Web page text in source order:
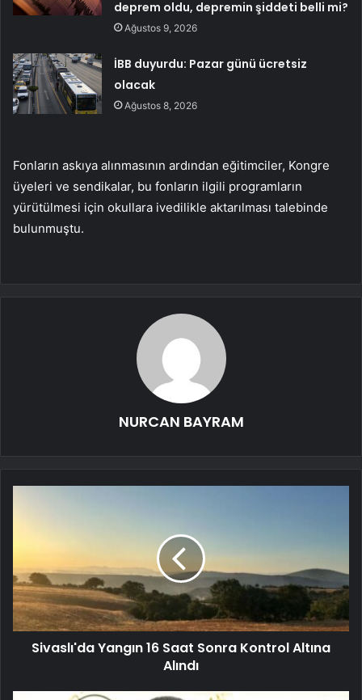
deprem oldu, depremin şiddeti belli mi?
Ağustos 9, 2026
İBB duyurdu: Pazar günü ücretsiz
olacak
Ağustos 8, 2026
Fonların askıya alınmasının ardından eğitimciler, Kongre
üyeleri ve sendikalar, bu fonların ilgili programların
yürütülmesi için okullara ivedilikle aktarılması talebinde
bulunmuştu.
NURCAN BAYRAM
Sivaslı'da Yangın 16 Saat Sonra Kontrol Altına
Alındı